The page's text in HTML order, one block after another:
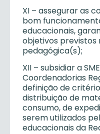
XI – assegurar as
bom
educacionais,
objetivos
pedagógica(s);
XII – subsidiar a
Coordenadorias
definição de
distribuição de
consumo, de
serem utilizados
educacionais da